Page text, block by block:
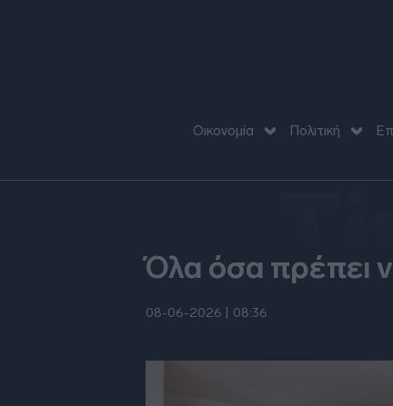
Οικονομία Πολιτική
Όλα όσα πρέπει
08-06-2026 | 08:36